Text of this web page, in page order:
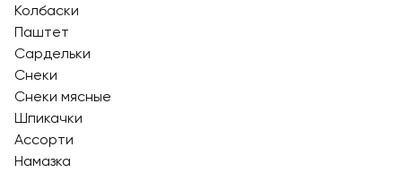
Колбаски
Паштет
Сардельки
Снеки
Снеки мясные
Шпикачки
Ассорти
Намазка